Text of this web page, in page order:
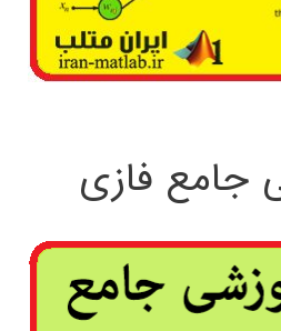
جامع فازی